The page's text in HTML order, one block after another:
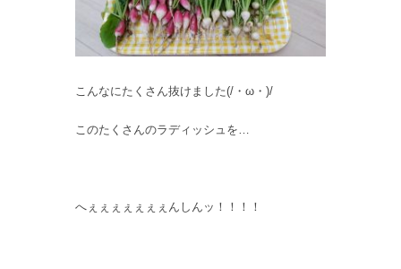
こんなにたくさん抜けました(/・ω・)/
このたくさんのラディッシュを…
へぇぇぇぇぇぇぇんしんッ！！！！